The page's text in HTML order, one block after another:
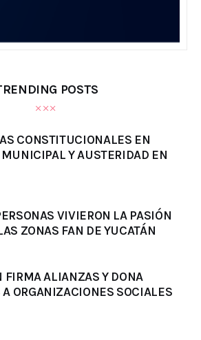
POSTS
CONSTITUCIONALES EN
Y AUSTERIDAD EN
VIVIERON LA PASIÓN
ZONAS FAN DE YUCATÁN
FIRMA ALIANZAS Y DONA
ORGANIZACIONES SOCIALES